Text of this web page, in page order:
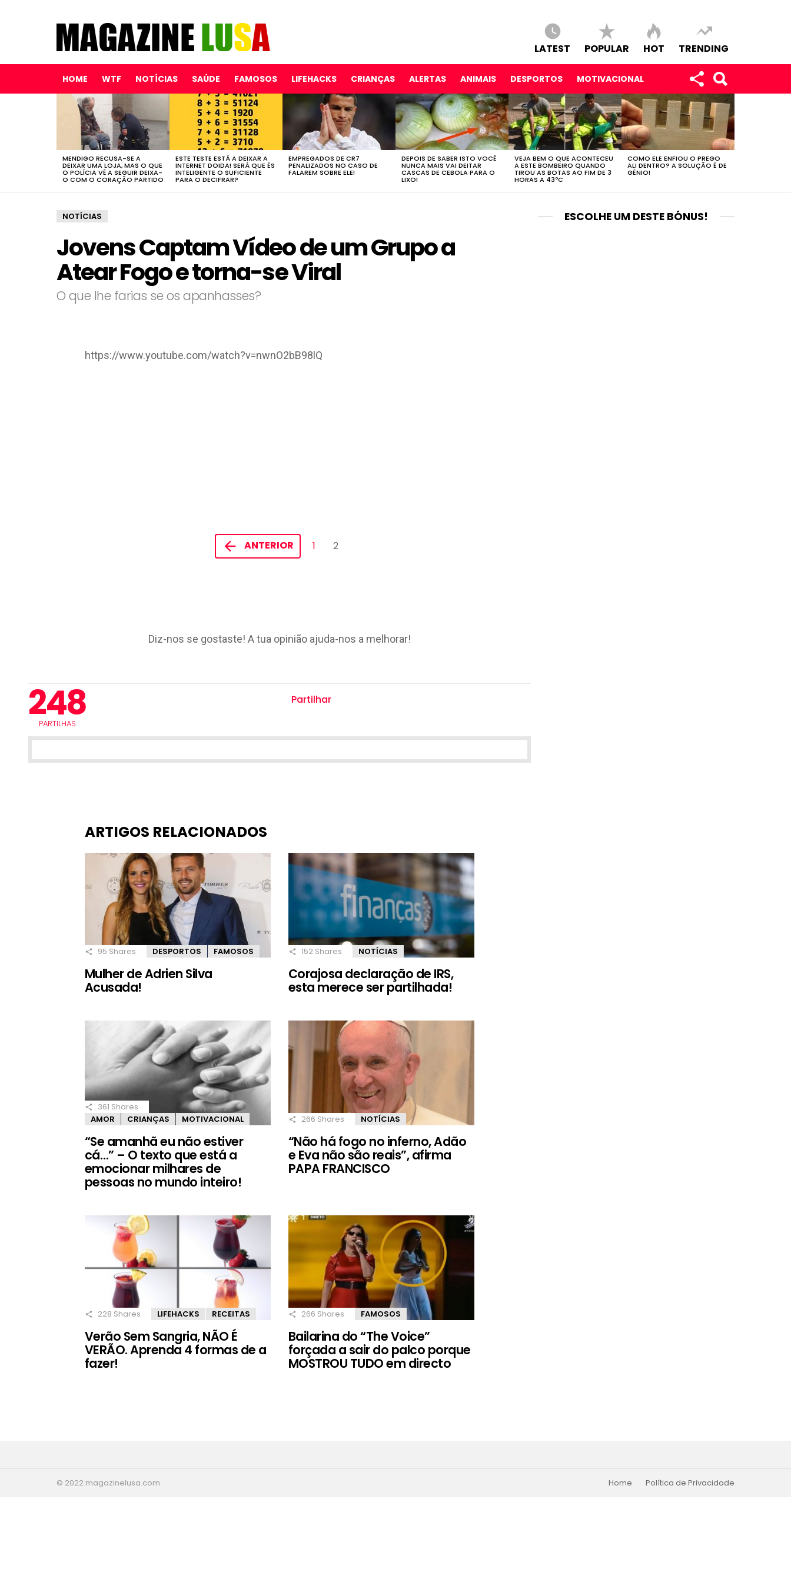
LATEST POPULAR HOT TRENDING
HOME WTF NOTÍCIAS SAÚDE FAMOSOS LIFEHACKS CRIANÇAS ALERTAS ANIMAIS DESPORTOS MOTIVACIONAL
LATEST
STORIES
MENDIGO RECUSA-SE A
DEIXAR UMA LOJA, MAS O QUE
O POLÍCIA VÊ A SEGUIR DEIXA-
O COM O CORAÇÃO PARTIDO
ESTE TESTE ESTÁ A DEIXAR A
INTERNET DOIDA! SERÁ QUE ÉS
INTELIGENTE O SUFICIENTE
PARA O DECIFRAR?
EMPREGADOS DE CR7
PENALIZADOS NO CASO DE
FALAREM SOBRE ELE!
DEPOIS DE SABER ISTO VOCÊ
NUNCA MAIS VAI DEITAR
CASCAS DE CEBOLA PARA O
LIXO!
VEJA BEM O QUE ACONTECEU
A ESTE BOMBEIRO QUANDO
TIROU AS BOTAS AO FIM DE 3
HORAS A 43ºC
COMO ELE ENFIOU O PREGO
ALI DENTRO? A SOLUÇÃO É DE
GÉNIO!
NOTÍCIAS
Jovens Captam Vídeo de um Grupo a
Atear Fogo e torna-se Viral
O que lhe farias se os apanhasses?
https://www.youtube.com/watch?v=nwnO2bB98lQ
ANTERIOR 1 2
Diz-nos se gostaste! A tua opinião ajuda-nos a melhorar!
248
PARTILHAS
Partilhar
ARTIGOS RELACIONADOS
95 Shares DESPORTOS FAMOSOS
Mulher de Adrien Silva
Acusada!
152 Shares NOTÍCIAS
Corajosa declaração de IRS,
esta merece ser partilhada!
361 Shares
AMOR
CRIANÇAS MOTIVACIONAL
“Se amanhã eu não estiver
cá…” – O texto que está a
emocionar milhares de
pessoas no mundo inteiro!
266 Shares NOTÍCIAS
“Não há fogo no inferno, Adão
e Eva não são reais”, afirma
PAPA FRANCISCO
228 Shares LIFEHACKS RECEITAS
Verão Sem Sangria, NÃO É
VERÃO. Aprenda 4 formas de a
fazer!
266 Shares FAMOSOS
Bailarina do “The Voice”
forçada a sair do palco porque
MOSTROU TUDO em directo
ESCOLHE UM DESTE BÓNUS!
© 2022 magazinelusa.com Home Política de Privacidade